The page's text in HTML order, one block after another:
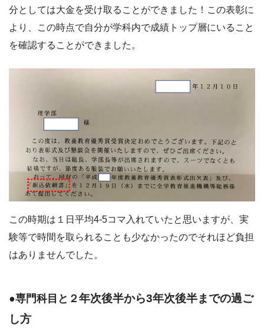
分としては大金を受け取ることができました！この表彰に
より、この時点で自分が学科内で成績トップ層にいること
を確認することができました。
この時期は１日平均4-5コマ入れていたと思いますが、実
験等で時間を取られることも少なかったのでそれほど負担
はありませんでした。
●専門科目と２年次後半から3年次後半までの過ご
し方